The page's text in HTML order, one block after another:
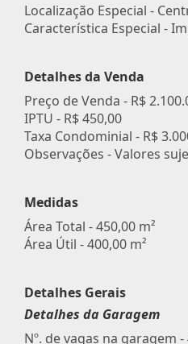
Localização Especial -
Característica Especial -
Detalhes da Venda
Preço de Venda - R$
IPTU - R$ 450,00
Taxa Condominial - R$
Observações - Valores
Medidas
Área Total - 450,00 m²
Área Útil - 400,00 m²
Detalhes Gerais
Detalhes da Garagem
Nº. de vagas na garagem -